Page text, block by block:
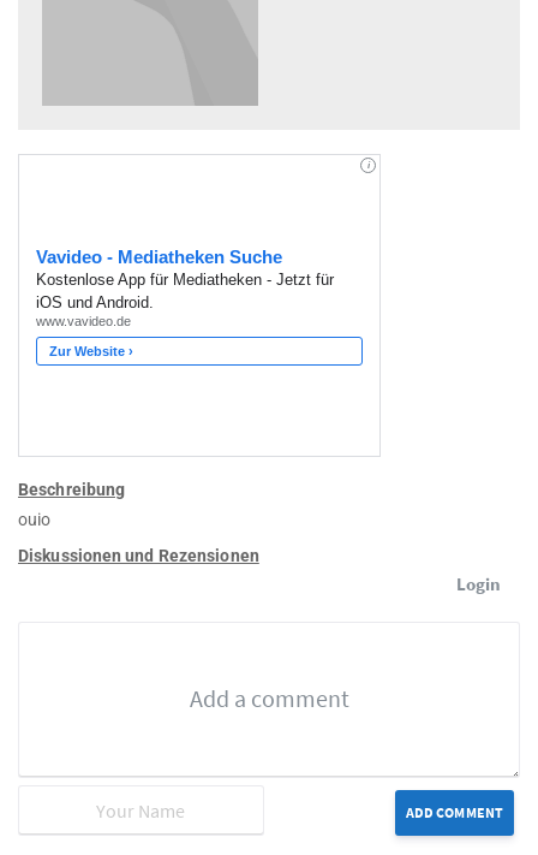
Beschreibung
ouio
Diskussionen und Rezensionen
Login
ADD COMMENT